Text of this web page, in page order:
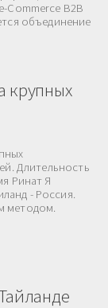
Commerce B2B
объединение
крупных
Длительность
Ринат Я
- Россия.
методом.